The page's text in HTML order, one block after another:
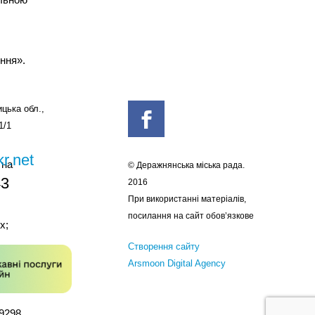
на
обл.,
1
© Деражнянська міська рада.
2016
При використанні матеріалів,
посилання на сайт обов’язкове
Створення сайту
Arsmoon Digital Agency